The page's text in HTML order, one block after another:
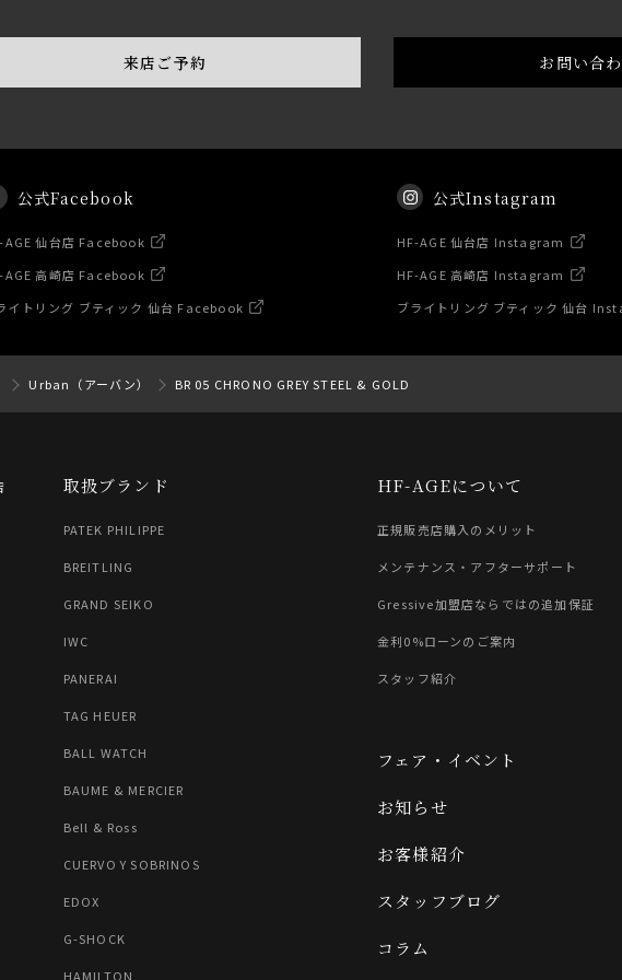
来店ご予約 お問い合
公式Facebook
AGE 仙台店 Facebook
AGE 高崎店 Facebook
イトリング ブティック 仙台 Facebook
公式Instagram
HF-AGE 仙台店 Instagram
HF-AGE 高崎店 Instagram
ブライトリング ブティック 仙台
Urban（アーバン） BR 05 CHRONO GREY STEEL & GOLD
取扱ブランド
PATEK PHILIPPE
BREITLING
GRAND SEIKO
IWC
PANERAI
TAG HEUER
BALL WATCH
BAUME & MERCIER
Bell & Ross
CUERVO Y SOBRINOS
EDOX
G-SHOCK
HAMILTON
HF-AGEについて
正規販売店購入のメリット
メンテナンス・アフターサポート
Gressive加盟店ならではの追加保証
金利0%ローンのご案内
スタッフ紹介
フェア・イベント
お知らせ
お客様紹介
スタッフブログ
コラム